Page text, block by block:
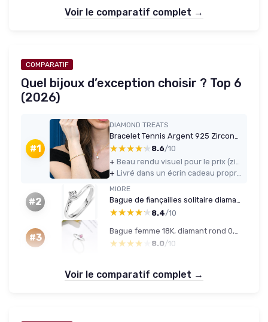
Voir le comparatif complet →
COMPARATIF
Quel bijoux d’exception choisir ? Top 6
(2026)
#1
DIAMOND TREATS
★★★★★
★★★★★ 8.6/10
+
+
#2
MIORE
Bague de fiançailles solitaire diamant 0,12 Ct - Or blanc 18K
★★★★★
★★★★★ 8.4/10
#3 ★★★★★
★★★★★ 8.0/10
Voir le comparatif complet →